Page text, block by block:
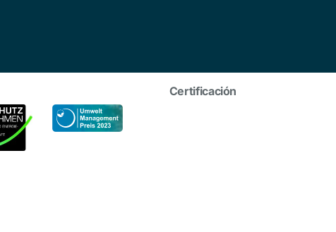
Certificación